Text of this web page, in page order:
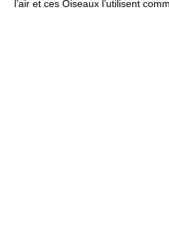
l’air et ces Oiseaux l’utilisent